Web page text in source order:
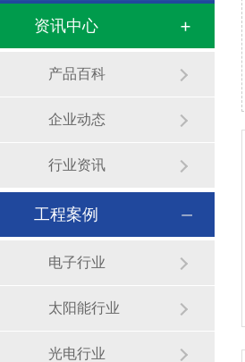
资讯中心
产品百科
企业动态
行业资讯
工程案例
电子行业
太阳能行业
光电行业